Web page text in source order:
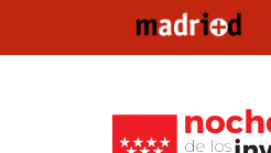
contenido